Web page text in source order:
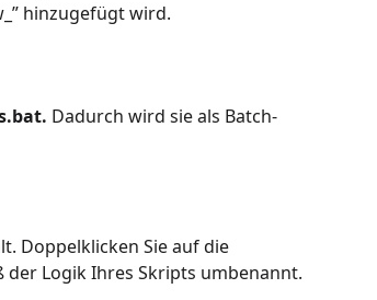
hinzugefügt wird.
Dadurch wird sie als Batch-
Doppelklicken Sie auf die
Logik Ihres Skripts umbenannt.